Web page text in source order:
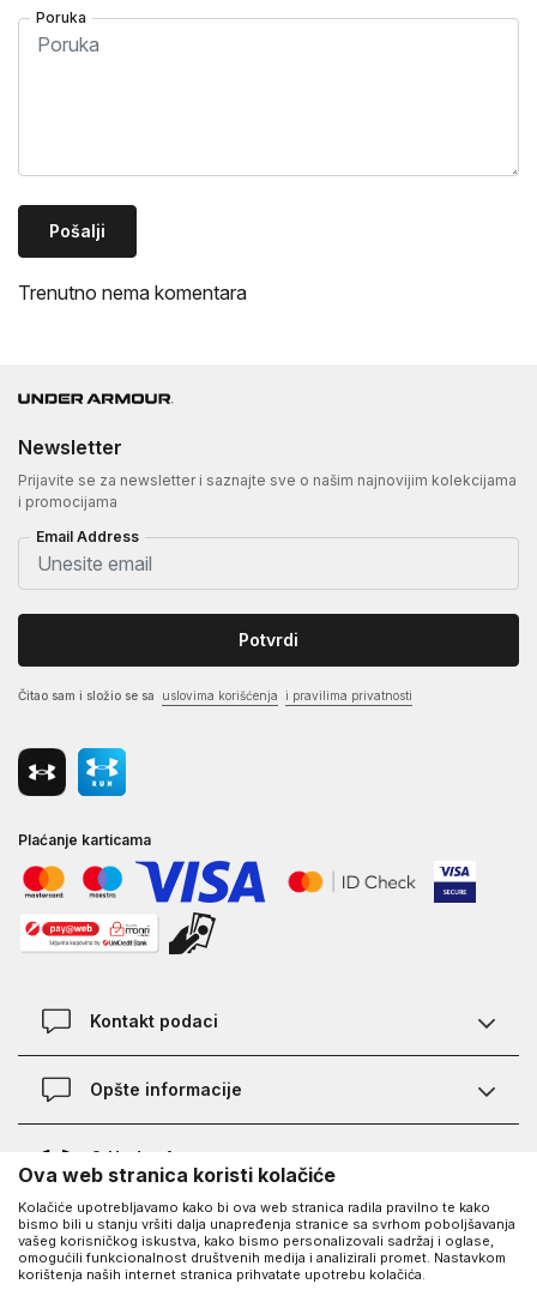
Poruka
Pošalji
Trenutno nema komentara
Newsletter
Prijavite se za newsletter i saznajte sve o našim najnovijim kolekcijama
i promocijama
Email Address
Potvrdi
Čitao sam i složio se sa uslovima korišćenja i pravilima privatnosti
Plaćanje karticama
Kontakt podaci
Kontakt
Opšte informacije
Provjera statusa porudžbine
Najčešća pitanja
Kako kupiti
O Under Armour-u
O nama - priča o UA
Saznajte više o UA
Karijera
UA Social
Facebook
Ova web stranica koristi kolačiće
Kolačiće upotrebljavamo kako bi ova web stranica radila pravilno te kako
bismo bili u stanju vršiti dalja unapređenja stranice sa svrhom poboljšavanja
vašeg korisničkog iskustva, kako bismo personalizovali sadržaj i oglase,
omogućili funkcionalnost društvenih medija i analizirali promet. Nastavkom
korištenja naših internet stranica prihvatate upotrebu kolačića.